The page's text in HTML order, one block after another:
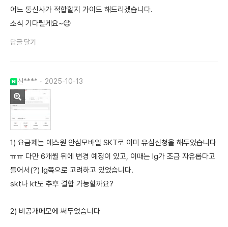
어느 통신사가 적합할지 가이드 해드리겠습니다.
소식 기다릴게요~😉
답글 달기
신**** 2025-10-13
1) 요금제는 에스원 안심모바일 SKT로 이미 유심신청을 해두었습니다
ㅠㅠ 다만 6개월 뒤에 변경 예정이 있고, 이때는 lg가 조금 자유롭다고
들어서(?) lg쪽으로 고려하고 있었습니다.
skt나 kt도 추후 결합 가능할까요?
2) 비공개메모에 써두었습니다